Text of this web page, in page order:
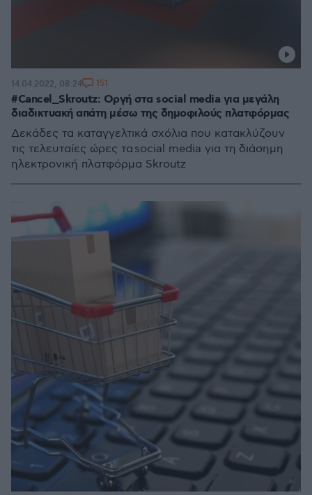
#Cancel_Skroutz: Οργή στα social media για μεγάλη
διαδικτυακή απάτη μέσω της δημοφιλούς πλατφόρμας
Δεκάδες τα καταγγελτικά σχόλια που κατακλύζουν
τις τελευταίες ώρες τα social media για τη διάσημη
ηλεκτρονική πλατφόρμα Skroutz
14.04.2022, 08:24 151